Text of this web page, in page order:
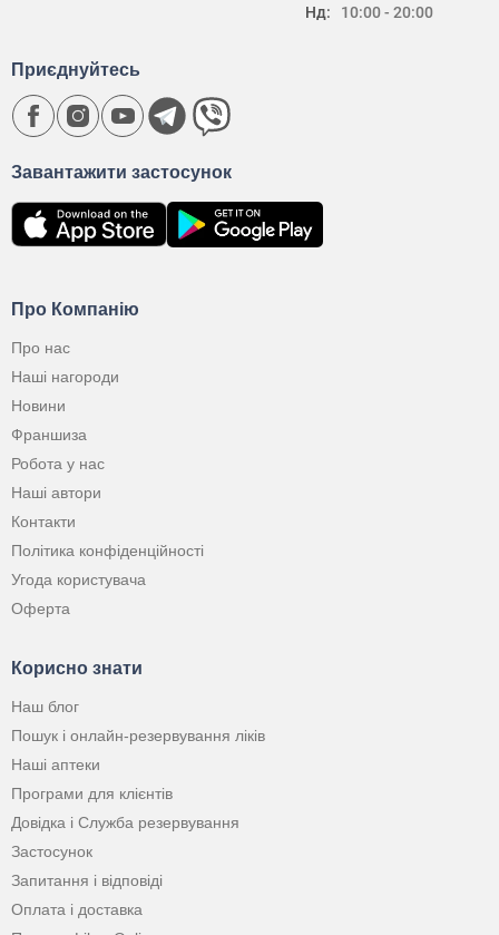
Нд:
10:00 - 20:00
Про Компанію
Про нас
Наші нагороди
Новини
Франшиза
Робота у нас
Наші автори
Контакти
Політика конфіденційності
Угода користувача
Оферта
Корисно знати
Наш блог
Пошук і онлайн-резервування ліків
Наші аптеки
Програми для клієнтів
Довідка і Служба резервування
Застосунок
Запитання і відповіді
Оплата і доставка
Завантажити застосунок
Приєднуйтесь